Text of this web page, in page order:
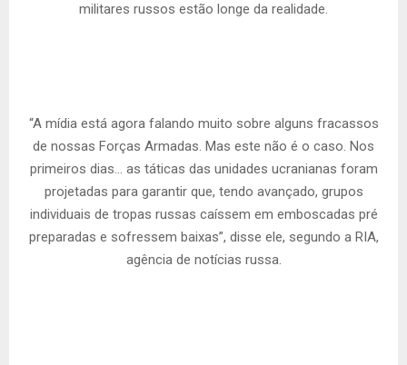
militares russos estão longe da realidade.
“A mídia está agora falando muito sobre alguns fracassos
de nossas Forças Armadas. Mas este não é o caso. Nos
primeiros dias… as táticas das unidades ucranianas foram
projetadas para garantir que, tendo avançado, grupos
individuais de tropas russas caíssem em emboscadas pré
preparadas e sofressem baixas”, disse ele, segundo a RIA,
agência de notícias russa.